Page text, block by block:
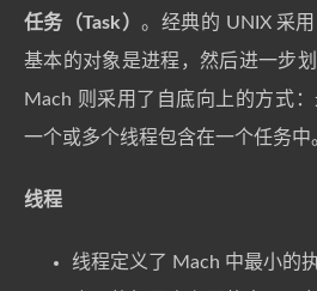
任务（Task）。经典的 UNIX 采
基本的对象是进程，然后进一步
Mach 则采用了自底向上的方式
一个或多个线程包含在一个任务中
线程
线程定义了 Mach 中最小的